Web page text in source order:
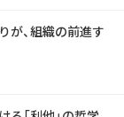
が、組織の前進す